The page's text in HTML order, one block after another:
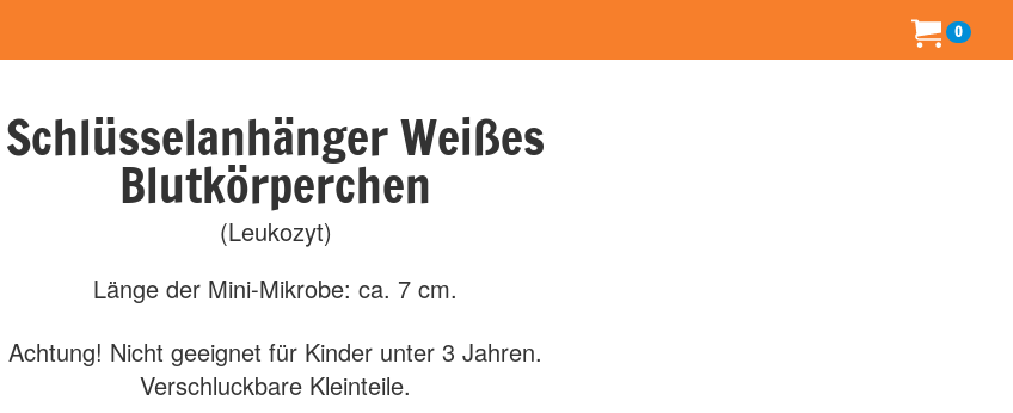
0
Schlüsselanhänger Weißes
Blutkörperchen
(Leukozyt)
Länge der Mini-Mikrobe: ca. 7 cm.
Achtung! Nicht geeignet für Kinder unter 3 Jahren.
Verschluckbare Kleinteile.